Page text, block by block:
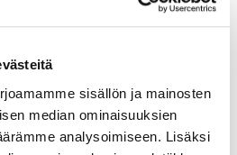
sisällön ja mainosten
median ominaisuuksien
analysoimiseen. Lisäksi